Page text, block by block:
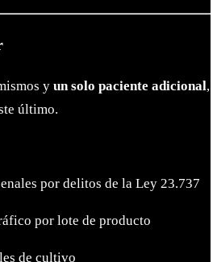
y un solo paciente adicional,
último.
por delitos de la Ley 23.737
por lote de producto
de cultivo